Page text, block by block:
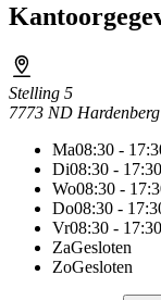
Stelling 5
7773 ND Hardenberg
Ma08:30 -
Di08:30 - 17:30
Wo08:30 -
Do08:30 -
Vr08:30 - 17:30
ZaGesloten
ZoGesloten